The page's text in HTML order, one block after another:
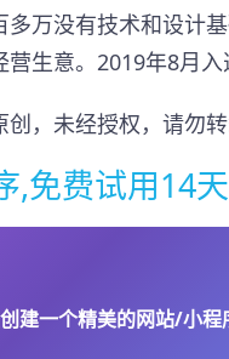
万没有技术和设计
生意。2019年8月入
，未经授权，请勿转
,免费试用14天
建一个精美的网站/小程